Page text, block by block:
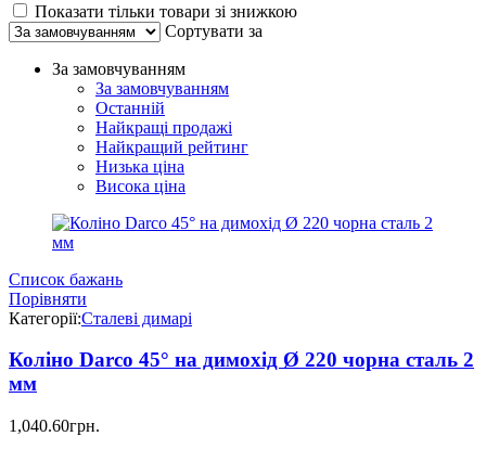
Показати тільки товари зі знижкою
Сортувати за
За замовчуванням
За замовчуванням
Останній
Найкращі продажі
Найкращий рейтинг
Низька ціна
Висока ціна
Список бажань
Порівняти
Категорії:Сталеві димарі
Коліно Darco 45° на димохід Ø 220 чорна сталь 2
мм
1,040.60грн.